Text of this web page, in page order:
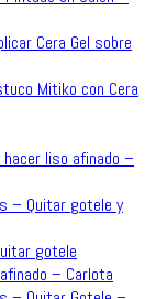
Cera Gel sobre
Mitiko con Cera
liso afinado –
– Quitar gotele y
gotele
– Carlota